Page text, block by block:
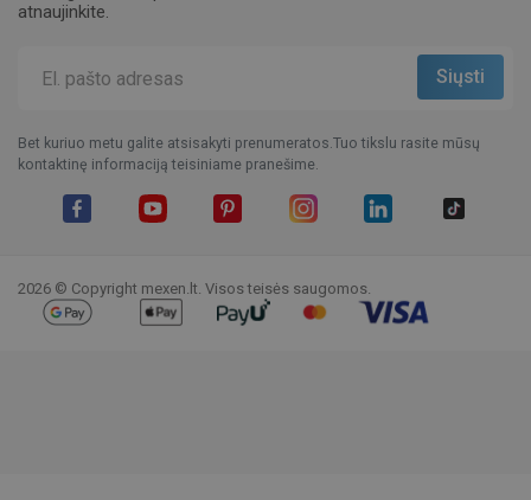
atnaujinkite.
Bet kuriuo metu galite atsisakyti prenumeratos.Tuo tikslu rasite mūsų
kontaktinę informaciją teisiniame pranešime.
2026 © Copyright mexen.lt. Visos teisės saugomos.